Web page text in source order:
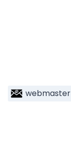
webmaster